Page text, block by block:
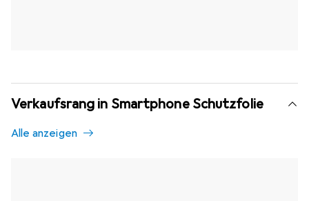
Verkaufsrang in Smartphone Schutzfolie
Alle anzeigen